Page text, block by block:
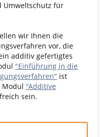
Umweltschutz für
wir Ihnen die
vor, die
additiv gefertigtes
"Einführung in die
ist
"Additive
sein.